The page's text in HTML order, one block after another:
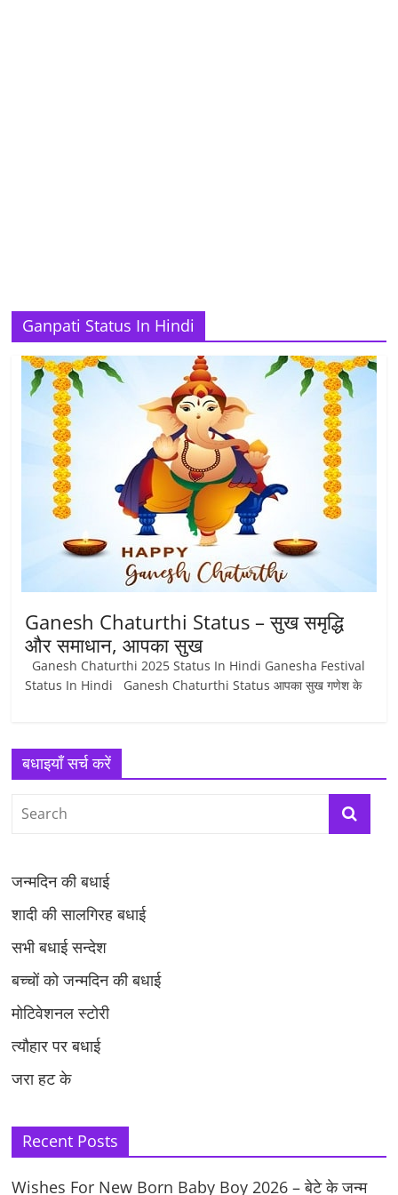
Ganpati Status In Hindi
Ganesh Chaturthi Status – सुख समृद्धि
और समाधान, आपका सुख
Ganesh Chaturthi 2025 Status In Hindi Ganesha Festival
Status In Hindi Ganesh Chaturthi Status आपका सुख गणेश के
बधाइयाँ सर्च करें
जन्मदिन की बधाई
शादी की सालगिरह बधाई
सभी बधाई सन्देश
बच्चों को जन्मदिन की बधाई
मोटिवेशनल स्टोरी
त्यौहार पर बधाई
जरा हट के
Recent Posts
Wishes For New Born Baby Boy 2026 – बेटे के जन्म